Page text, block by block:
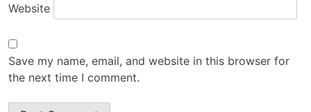
Website
Save my name, email, and website in this browser for
the next time I comment.